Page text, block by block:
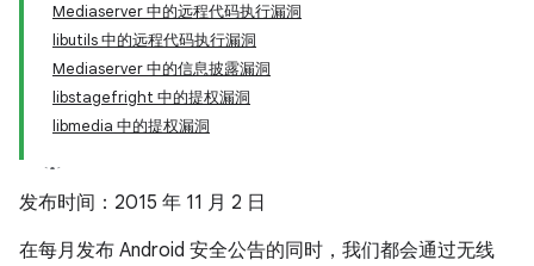
Mediaserver 中的远程代码执行漏洞
libutils 中的远程代码执行漏洞
Mediaserver 中的信息披露漏洞
libstagefright 中的提权漏洞
libmedia 中的提权漏洞
发布时间：2015 年 11 月 2 日
在每月发布 Android 安全公告的同时，我们都会通过无线